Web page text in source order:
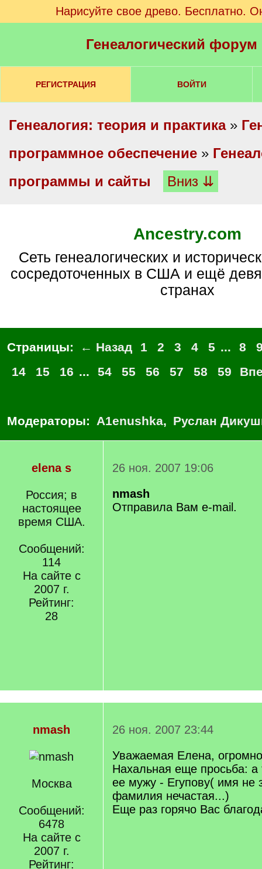
Нарисуйте свое древо. Бесплатно.
Генеалогический
РЕГИСТРАЦИЯ ВОЙТИ
Генеалогия: теория и практика»
программное обеспечение »
программы и сайты
Вниз ⇊
Ancestry.com
Сеть генеалогических и исторических веб-сайтов
сосредоточенных в США и ещё
странах
Страницы: ← Назад 1 2 3 4 5 ... 8
14
15 16 ... 54 55 56 57 58 59
Модераторы: A1enushka, Руслан
elena s
Россия; в
настоящее
время США.
Сообщений:
114
На сайте с
2007 г.
Рейтинг:
28
26 ноя. 2007 19:06
nmash
Отправила Вам e-mail.
nmash
Москва
Сообщений:
6478
На сайте с
2007 г.
Рейтинг:
26 ноя. 2007 23:44
Уважаемая Елена,
Нахальная еще просьба:
ее мужу - Егупову( имя
фамилия нечастая...)
Еще раз горячо Вас